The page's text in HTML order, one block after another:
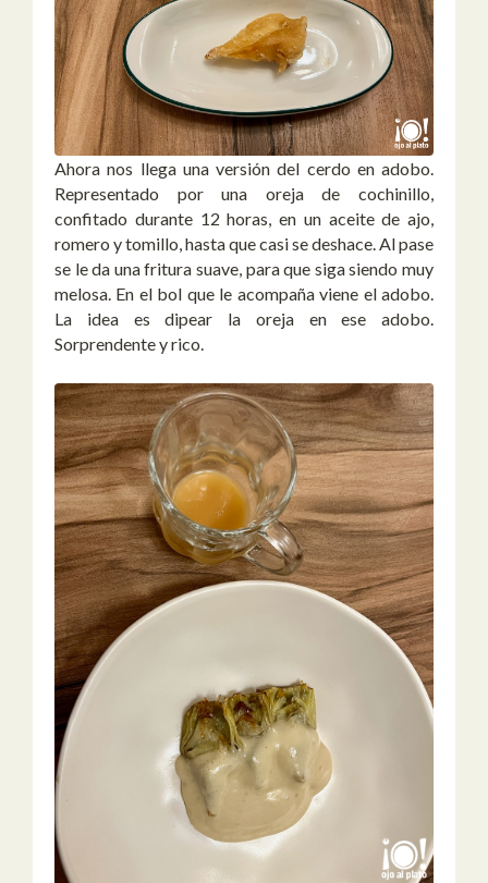
Ahora nos llega una versión del cerdo en adobo.
Representado por una oreja de cochinillo,
confitado durante 12 horas, en un aceite de ajo,
romero y tomillo, hasta que casi se deshace. Al pase
se le da una fritura suave, para que siga siendo muy
melosa. En el bol que le acompaña viene el adobo.
La idea es dipear la oreja en ese adobo.
Sorprendente y rico.